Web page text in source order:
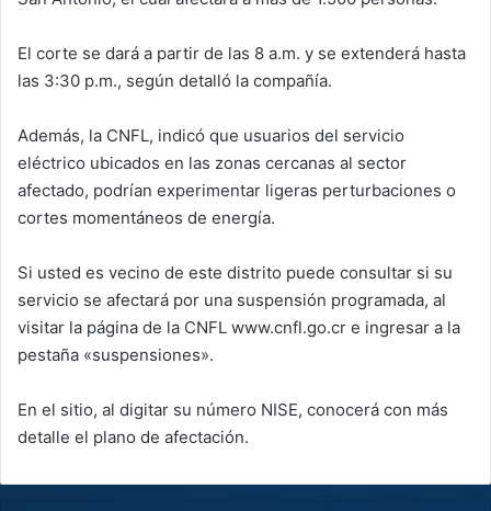
El corte se dará a partir de las 8 a.m. y se extenderá hasta
las 3:30 p.m., según detalló la compañía.
Además, la CNFL, indicó que usuarios del servicio
eléctrico ubicados en las zonas cercanas al sector
afectado, podrían experimentar ligeras perturbaciones o
cortes momentáneos de energía.
Si usted es vecino de este distrito puede consultar si su
servicio se afectará por una suspensión programada, al
visitar la página de la CNFL www.cnfl.go.cr e ingresar a la
pestaña «suspensiones».
En el sitio, al digitar su número NISE, conocerá con más
detalle el plano de afectación.